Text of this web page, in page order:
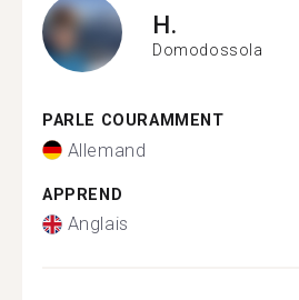
H.
Domodossola
PARLE COURAMMENT
Allemand
APPREND
Anglais